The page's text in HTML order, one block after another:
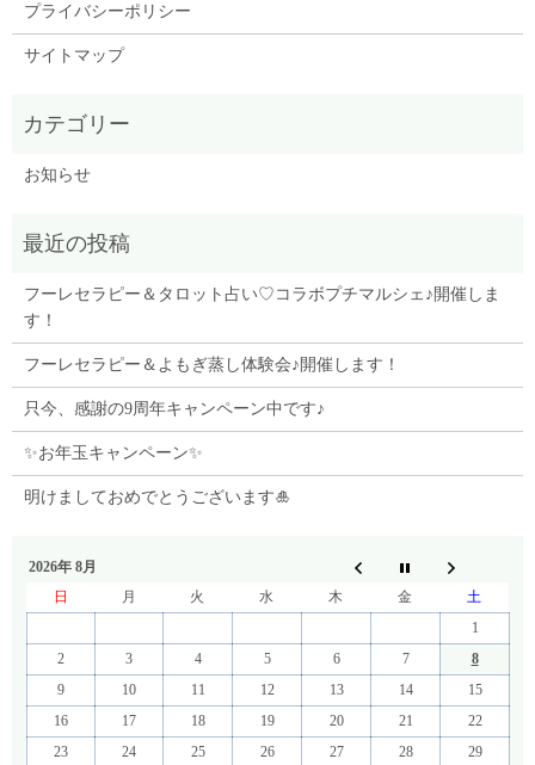
プライバシーポリシー
サイトマップ
お知らせ
フーレセラピー＆タロット占い♡コラボプチマルシェ♪開催しま
す！
フーレセラピー＆よもぎ蒸し体験会♪開催します！
只今、感謝の9周年キャンペーン中です♪
✨お年玉キャンペーン✨
明けましておめでとうございます🎍
2026年 8月
日
月 火 水 木 金
土
1
2
3 4 5 6 7
8
9
10 11 12 13 14
15
16
17 18 19 20 21
22
23
24 25 26 27 28 29